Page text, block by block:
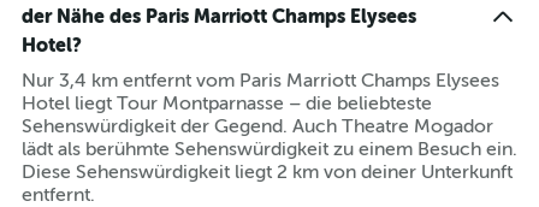
der Nähe des Paris Marriott Champs Elysees
Hotel?
Nur 3,4 km entfernt vom Paris Marriott Champs Elysees
Hotel liegt Tour Montparnasse – die beliebteste
Sehenswürdigkeit der Gegend. Auch Theatre Mogador
lädt als berühmte Sehenswürdigkeit zu einem Besuch ein.
Diese Sehenswürdigkeit liegt 2 km von deiner Unterkunft
entfernt.